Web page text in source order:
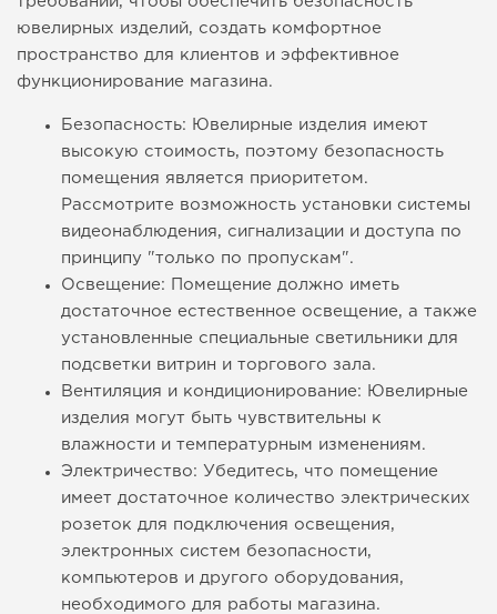
ювелирных изделий, создать комфортное
пространство для клиентов и эффективное
функционирование магазина.
Безопасность: Ювелирные изделия имеют
высокую стоимость, поэтому безопасность
помещения является приоритетом.
Рассмотрите возможность установки системы
видеонаблюдения, сигнализации и доступа по
принципу "только по пропускам".
Освещение: Помещение должно иметь
достаточное естественное освещение, а также
установленные специальные светильники для
подсветки витрин и торгового зала.
Вентиляция и кондиционирование: Ювелирные
изделия могут быть чувствительны к
влажности и температурным изменениям.
Электричество: Убедитесь, что помещение
имеет достаточное количество электрических
розеток для подключения освещения,
электронных систем безопасности,
компьютеров и другого оборудования,
необходимого для работы магазина.